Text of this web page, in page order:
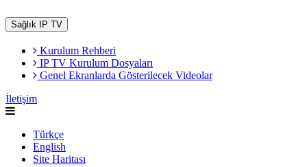
Sağlık IP TV
Kurulum Rehberi
IP TV Kurulum Dosyaları
Genel Ekranlarda Gösterilecek Videolar
İletişim
Türkçe
English
Site Haritası